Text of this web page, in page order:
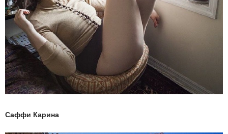
Саффи Карина